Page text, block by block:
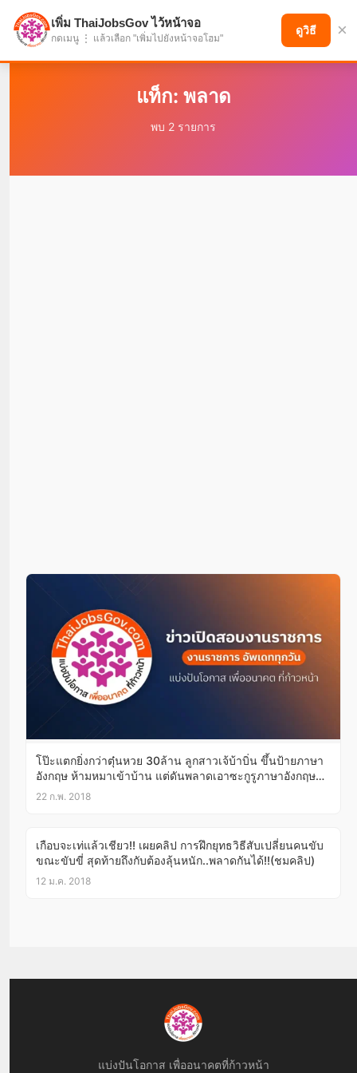
แบ่งปันโอกาส เพื่ออนาคตที่ก้าวหน้า
แท็ก: พลาด
พบ 2 รายการ
โป๊ะแตกยิ่งกว่าตุ๋นหวย 30ล้าน ลูกสาวเจ้บ้าบิ่น ขึ้นป้ายภาษา
อังกฤษ ห้ามหมาเข้าบ้าน แต่ดันพลาดเอาซะกูรูภาษาอังกฤษขำ
กลิ้ง
22 ก.พ. 2018
เกือบจะเท่แล้วเชียว!! เผยคลิป การฝึกยุทธวิธีสับเปลี่ยนคนขับ
ขณะขับขี่ สุดท้ายถึงกับต้องลุ้นหนัก..พลาดกันได้!!(ชมคลิป)
12 ม.ค. 2018
แบ่งปันโอกาส เพื่ออนาคตที่ก้าวหน้า
เพิ่ม ThaiJobsGov ไว้หน้าจอ
กดเมนู ⋮ แล้วเลือก "เพิ่มไปยังหน้าจอโฮม"
ดูวิธี ×